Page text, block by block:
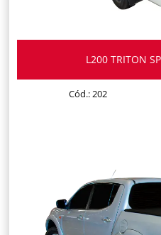
L200 TRITON
Cód.: 202